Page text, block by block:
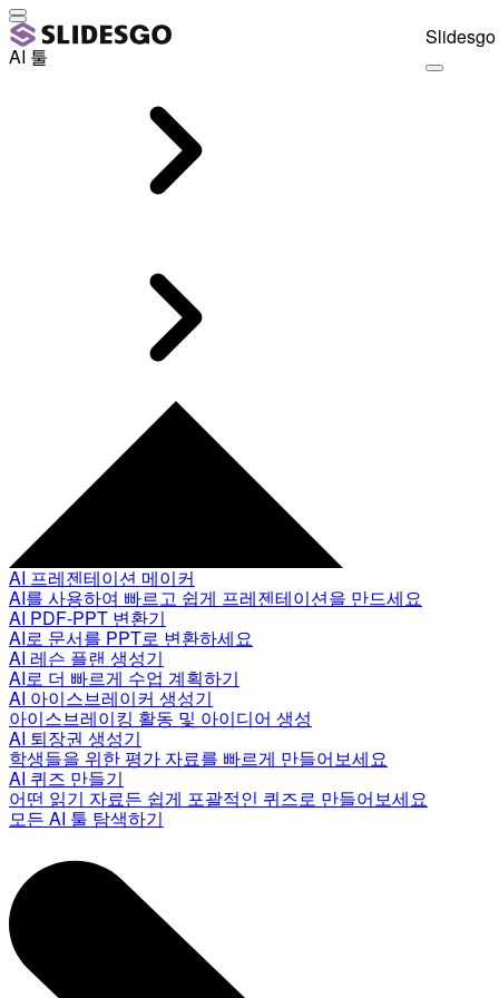
AI 툴
AI 프레젠테이션 메이커
AI를 사용하여 빠르고 쉽게 프레젠테이션을 만드세요
AI PDF-PPT 변환기
AI로 문서를 PPT로 변환하세요
AI 레슨 플랜 생성기
AI로 더 빠르게 수업 계획하기
AI 아이스브레이커 생성기
아이스브레이킹 활동 및 아이디어 생성
AI 퇴장권 생성기
학생들을 위한 평가 자료를 빠르게 만들어보세요
AI 퀴즈 만들기
어떤 읽기 자료든 쉽게 포괄적인 퀴즈로 만들어보세요
모든 AI 툴 탐색하기